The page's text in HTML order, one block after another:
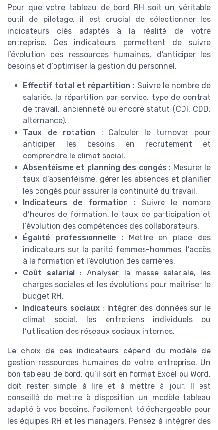
Pour que votre tableau de bord RH soit un véritable
outil de pilotage, il est crucial de sélectionner les
indicateurs clés adaptés à la réalité de votre
entreprise. Ces indicateurs permettent de suivre
l’évolution des ressources humaines, d’anticiper les
besoins et d’optimiser la gestion du personnel.
Effectif total et répartition : Suivre le nombre de
salariés, la répartition par service, type de contrat
de travail, ancienneté ou encore statut (CDI, CDD,
alternance).
Taux de rotation : Calculer le turnover pour
anticiper les besoins en recrutement et
comprendre le climat social.
Absentéisme et planning des congés : Mesurer le
taux d’absentéisme, gérer les absences et planifier
les congés pour assurer la continuité du travail.
Indicateurs de formation : Suivre le nombre
d’heures de formation, le taux de participation et
l’évolution des compétences des collaborateurs.
Égalité professionnelle : Mettre en place des
indicateurs sur la parité femmes-hommes, l’accès
à la formation et l’évolution des carrières.
Coût salarial
: Analyser la masse salariale, les
charges sociales et les évolutions pour maîtriser le
budget RH.
Indicateurs sociaux: Intégrer des données sur le
climat social, les entretiens individuels ou
l’utilisation des réseaux sociaux internes.
Le choix de ces indicateurs dépend du modèle de
gestion ressources humaines de votre entreprise. Un
bon tableau de bord, qu’il soit en format Excel ou Word,
doit rester simple à lire et à mettre à jour. Il est
conseillé de mettre à disposition un modèle tableau
adapté à vos besoins, facilement téléchargeable pour
les équipes RH et les managers. Pensez à intégrer des